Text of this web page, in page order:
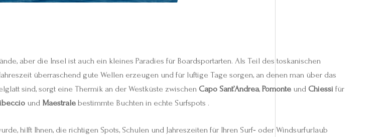
aber die Insel ist auch ein kleines Paradies für Boardsportarten. Als Teil des toskanischen
überraschend gute Wellen erzeugen und für luftige Tage sorgen, an denen man über das
sind, sorgt eine Thermik an der Westküste zwischen Capo Sant’Andrea, Pomonte und Chiessi für
und Maestrale bestimmte Buchten in echte Surfspots .
hilft Ihnen, die richtigen Spots, Schulen und Jahreszeiten für Ihren Surf‑ oder Windsurfurlaub